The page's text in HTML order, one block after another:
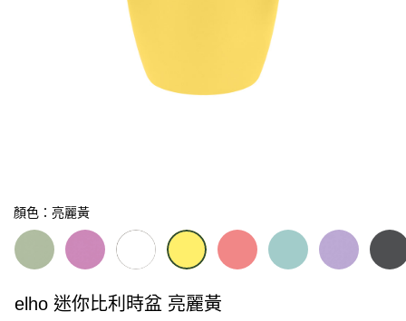
顏色：亮麗黃
elho 迷你比利時盆 亮麗黃